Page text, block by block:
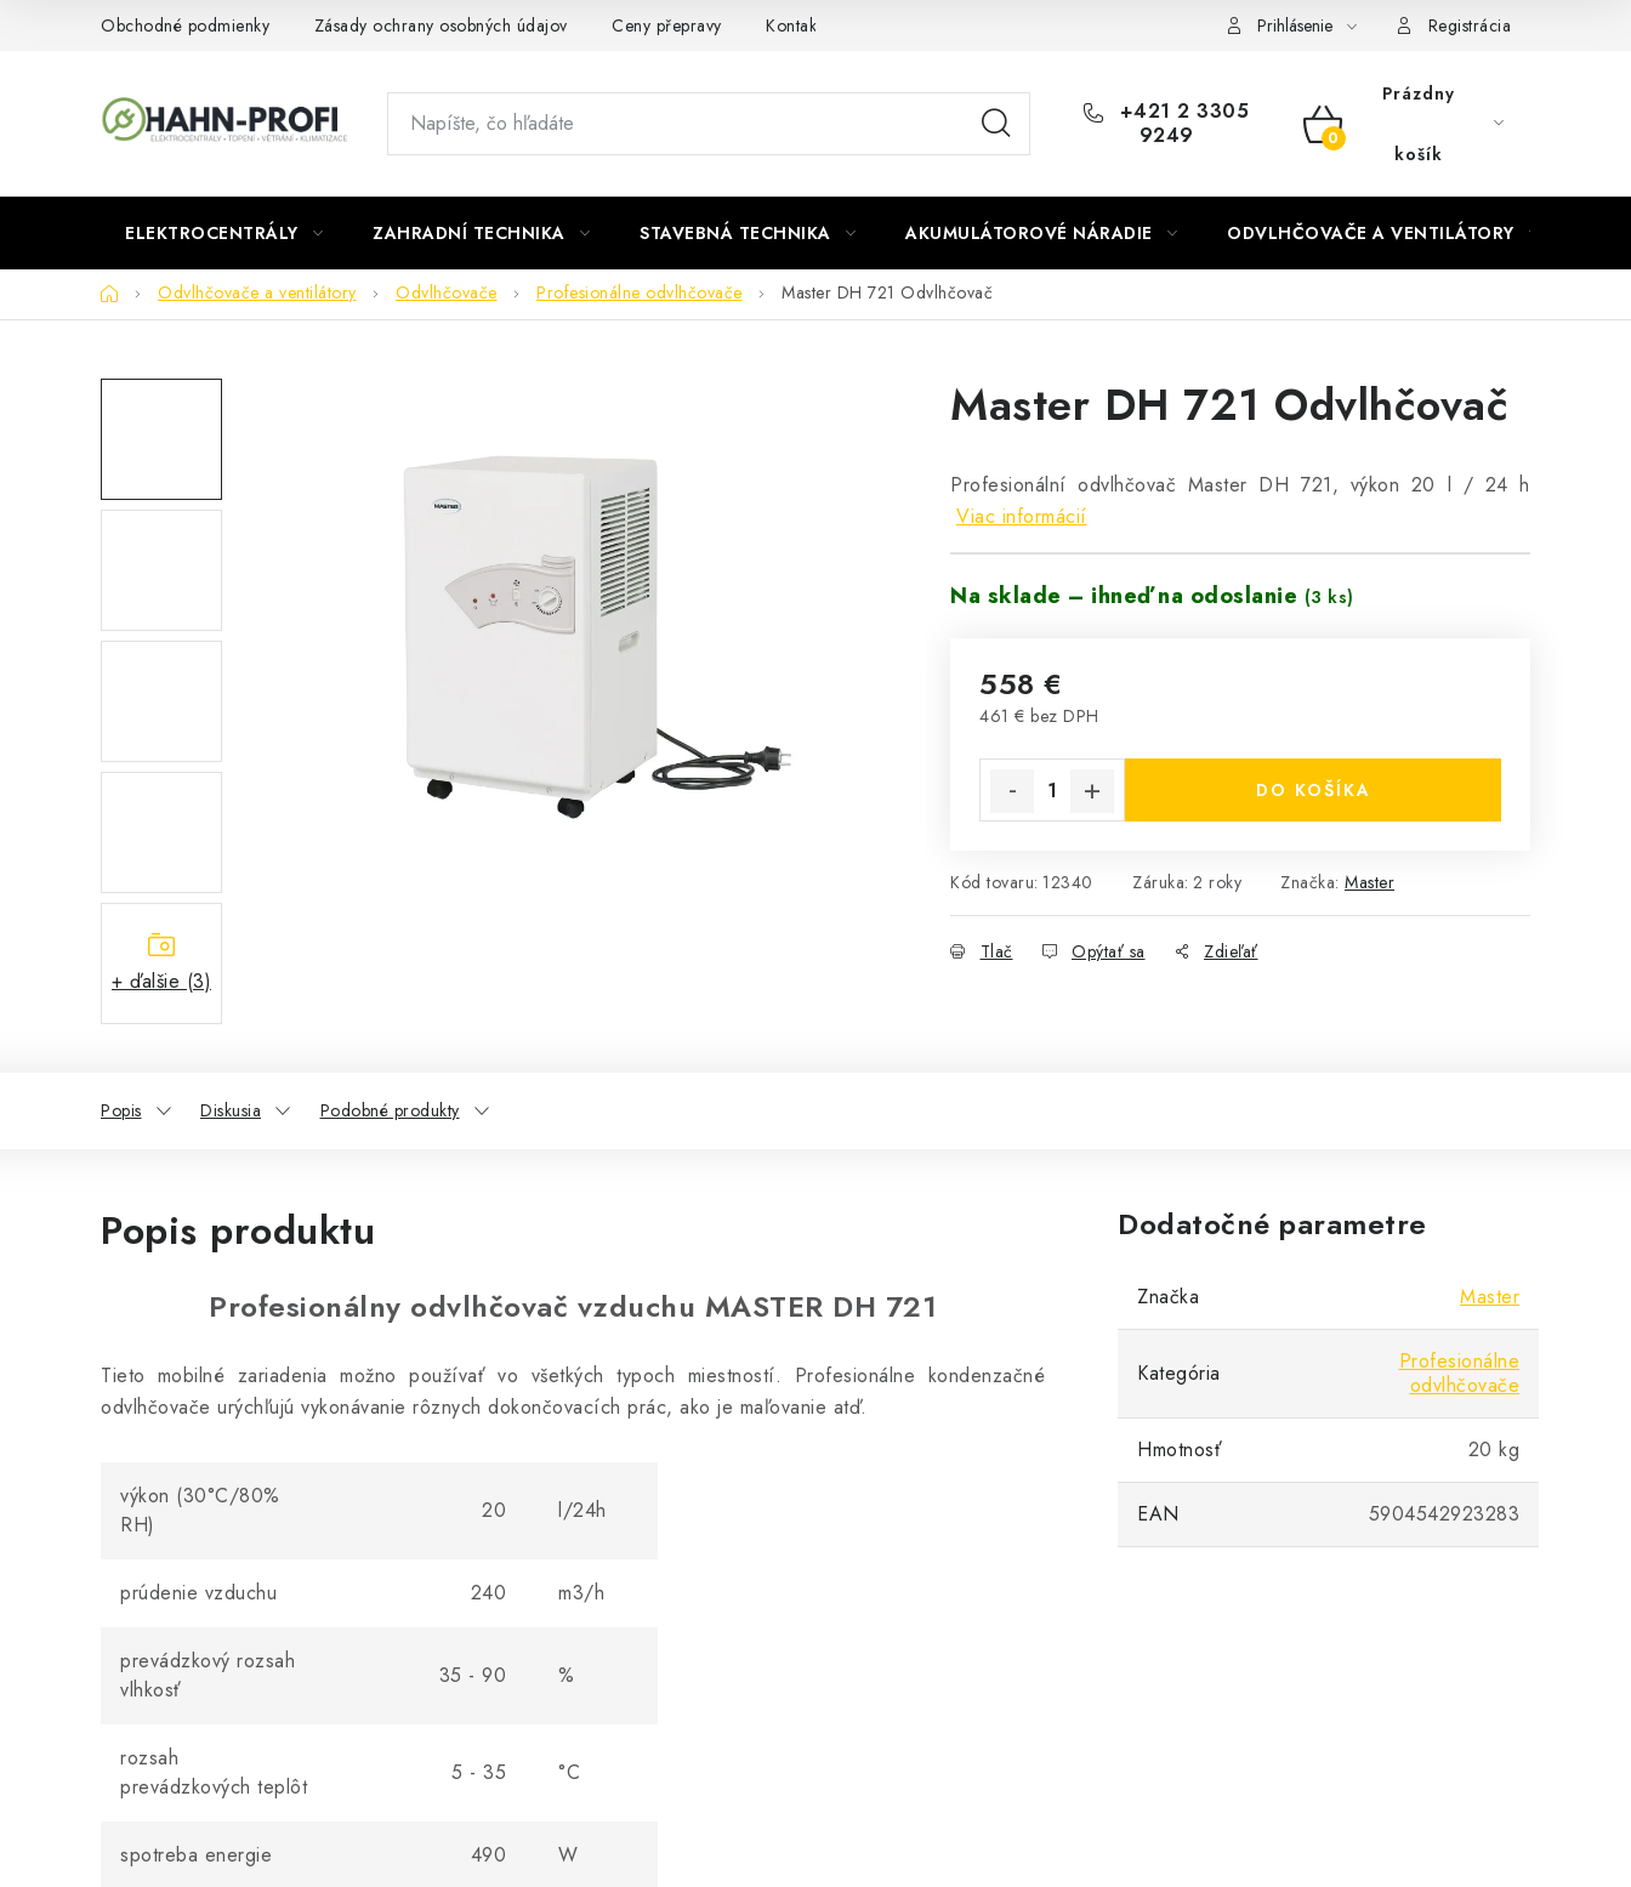
Obchodné podmienky Zásady ochrany osobných údajov Ceny přepravy Kontakty Prihlásenie Registrácia
+421 2 3305
9249
NÁKUPNÝ
Prázdny
košík
ELEKTROCENTRÁLY ZAHRADNÍ TECHNIKA STAVEBNÁ TECHNIKA AKUMULÁTOROVÉ NÁRADIE ODVLHČOVAČE A VENTILÁTORY
DomovOdvlhčovače a ventilátory Odvlhčovače Profesionálne odvlhčovače Master DH 721 Odvlhčovač
+ ďalšie (3)
Master DH 721 Odvlhčovač
Profesionální odvlhčovač Master DH 721, výkon 20 l / 24 h
Viac informácií
Na sklade – ihneď na odoslanie (3 ks)
558 €
461 € bez DPH
DO KOŠÍKA
Kód tovaru: 12340 Záruka: 2 roky Značka: Master
Tlač Opýtať sa Zdieľať
Popis Diskusia Podobné produkty
Popis produktu
Profesionálny odvlhčovač vzduchu MASTER DH 721
Tieto mobilné zariadenia možno používať vo všetkých typoch miestností. Profesionálne kondenzačné
odvlhčovače urýchľujú vykonávanie rôznych dokončovacích prác, ako je maľovanie atď.
výkon (30°C/80%
RH)
20 l/24h
prúdenie vzduchu 240 m3/h
prevádzkový rozsah
vlhkosť
35 - 90 %
rozsah
prevádzkových teplôt
5 - 35 °C
spotreba energie 490 W
Dodatočné parametre
Značka Master
Kategória
Profesionálne
odvlhčovače
Hmotnosť 20 kg
EAN 5904542923283